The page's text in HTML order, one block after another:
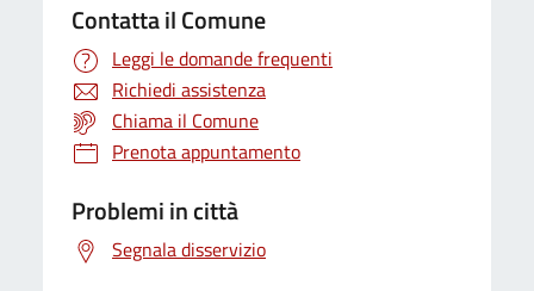
Contatta il Comune
Leggi le domande frequenti
Richiedi assistenza
Chiama il Comune
Prenota appuntamento
Problemi in città
Segnala disservizio